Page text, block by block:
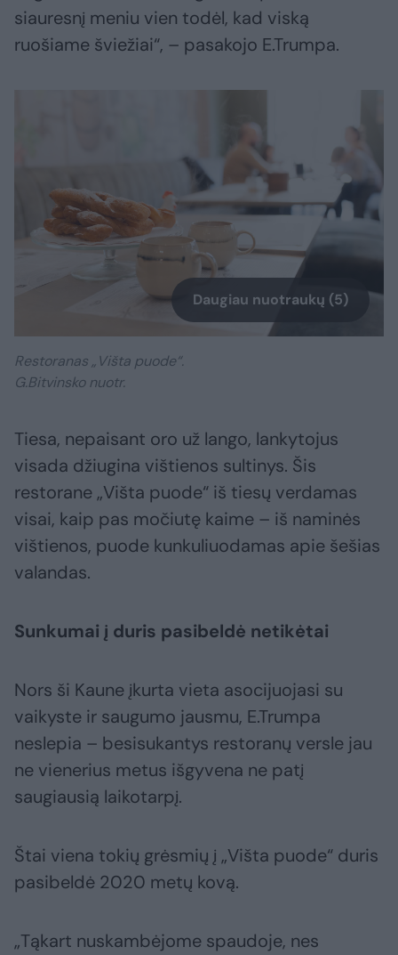
siauresnį meniu vien todėl, kad viską
ruošiame šviežiai“, – pasakojo E.Trumpa.
Daugiau nuotraukų (5)
Restoranas „Višta puode“.
G.Bitvinsko nuotr.
Tiesa, nepaisant oro už lango, lankytojus
visada džiugina vištienos sultinys. Šis
restorane „Višta puode“ iš tiesų verdamas
visai, kaip pas močiutę kaime – iš naminės
vištienos, puode kunkuliuodamas apie šešias
valandas.
Sunkumai į duris pasibeldė netikėtai
Nors ši Kaune įkurta vieta asocijuojasi su
vaikyste ir saugumo jausmu, E.Trumpa
neslepia – besisukantys restoranų versle jau
ne vienerius metus išgyvena ne patį
saugiausią laikotarpį.
Štai viena tokių grėsmių į „Višta puode“ duris
pasibeldė 2020 metų kovą.
„Tąkart nuskambėjome spaudoje, nes